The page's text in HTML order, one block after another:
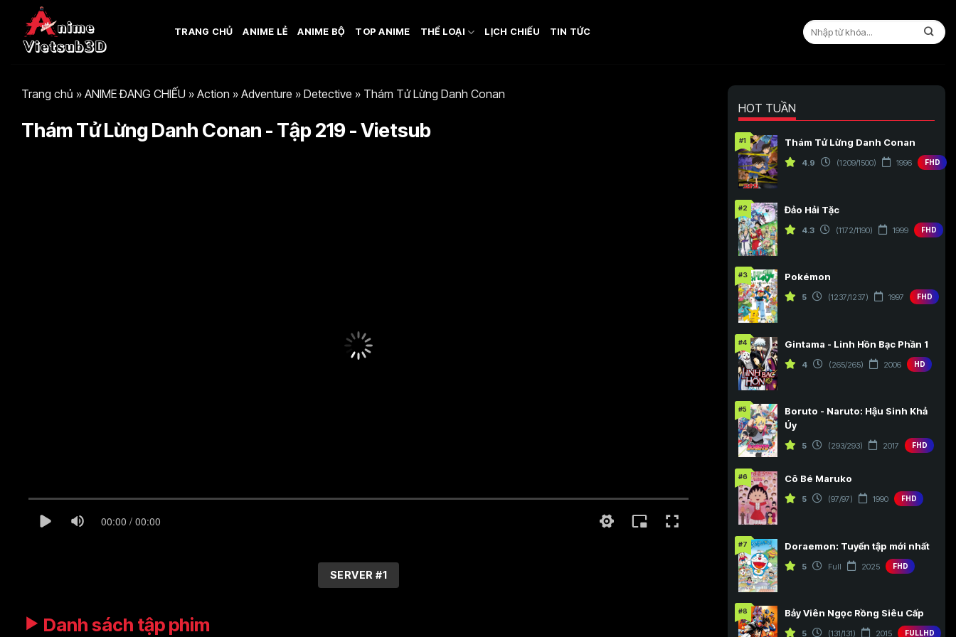
TRANG CHỦ ANIME LẺ ANIME BỘ TOP ANIME THỂ LOẠI LỊCH CHIẾU TIN TỨC
Trang chủ » ANIME ĐANG CHIẾU » Action » Adventure » Detective » Thám Tử Lừng Danh Conan
Thám Tử Lừng Danh Conan - Tập 219 - Vietsub
00:00 / 00:00
SERVER #1
Danh sách tập phim
HOT TUẦN
#1 Thám Tử Lừng Danh Conan
4.9 (1209/1500) 1996 FHD
#2 Đảo Hải Tặc
4.3 (1172/1190) 1999 FHD
#3 Pokémon
5 (1237/1237) 1997 FHD
#4 Gintama - Linh Hồn Bạc Phần 1
4 (265/265) 2006 HD
#5
Boruto - Naruto: Hậu Sinh Khả
Úy
5 (293/293) 2017 FHD
#6 Cô Bé Maruko
5 (97/97) 1990 FHD
#7 Doraemon: Tuyển tập mới nhất
5 Full 2025 FHD
#8 Bảy Viên Ngọc Rồng Siêu Cấp
5 (131/131) 2015 FULLHD